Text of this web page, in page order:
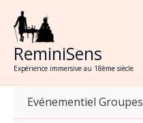
Aller
contenu
ReminiSens
Expérience immersive au 18ème siècle
Evénementiel Groupes